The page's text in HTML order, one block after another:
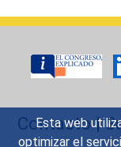
Esta web
optimizar el
Contacto|